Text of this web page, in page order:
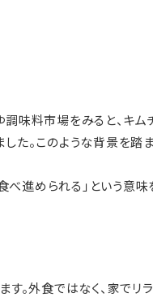
味料市場をみると、キ
た。このような背景を踏
べ進められる」という意
。外食ではなく、家で